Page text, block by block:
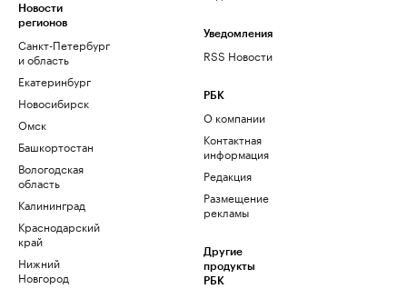
Новости
регионов
Санкт-Петербург
и область
Екатеринбург
Новосибирск
Омск
Башкортостан
Вологодская
область
Калининград
Краснодарский
край
Нижний
Новгород
Уведомления
RSS Новости
РБК
О компании
Контактная
информация
Редакция
Размещение
рекламы
Другие
продукты
РБК